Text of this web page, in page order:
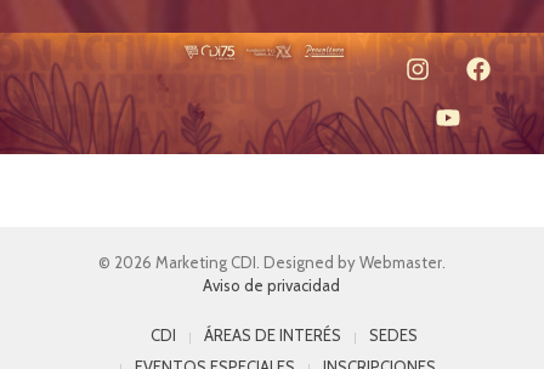
© 2026 Marketing CDI. Designed by Webmaster.
Aviso de privacidad
CDI ÁREAS DE INTERÉS
SEDES